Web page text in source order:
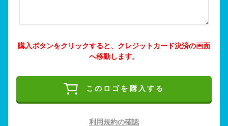
購入ボタンをクリックすると、クレジットカード決済の画面
へ移動します。
このロゴを購入する
利用規約の確認